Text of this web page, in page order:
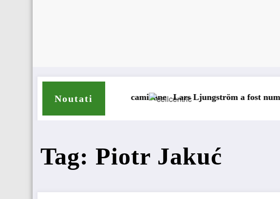
Noutati
anvelope pentru camioane Lars Ljungström a fost numit director
Tag: Piotr Jakuć